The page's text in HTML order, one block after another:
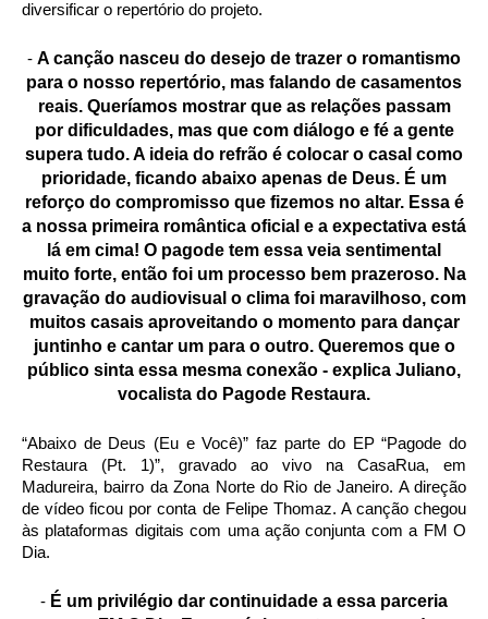
diversificar o repertório do projeto.
- A canção nasceu do desejo de trazer o romantismo
para o nosso repertório, mas falando de casamentos
reais. Queríamos mostrar que as relações passam
por dificuldades, mas que com diálogo e fé a gente
supera tudo. A ideia do refrão é colocar o casal como
prioridade, ficando abaixo apenas de Deus. É um
reforço do compromisso que fizemos no altar. Essa é
a nossa primeira romântica oficial e a expectativa está
lá em cima! O pagode tem essa veia sentimental
muito forte, então foi um processo bem prazeroso. Na
gravação do audiovisual o clima foi maravilhoso, com
muitos casais aproveitando o momento para dançar
juntinho e cantar um para o outro. Queremos que o
público sinta essa mesma conexão - explica Juliano,
vocalista do Pagode Restaura.
“Abaixo de Deus (Eu e Você)” faz parte do EP “Pagode do
Restaura (Pt. 1)”, gravado ao vivo na CasaRua, em
Madureira, bairro da Zona Norte do Rio de Janeiro. A direção
de vídeo ficou por conta de Felipe Thomaz. A canção chegou
às plataformas digitais com uma ação conjunta com a FM O
Dia.
- É um privilégio dar continuidade a essa parceria